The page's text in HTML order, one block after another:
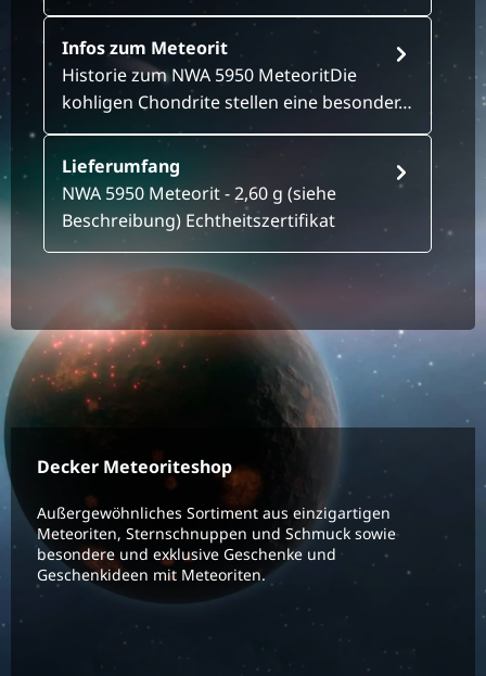
Infos zum Meteorit
Historie zum NWA 5950 MeteoritDie
kohligen Chondrite stellen eine besonder…
Lieferumfang
NWA 5950 Meteorit - 2,60 g (siehe
Beschreibung) Echtheitszertifikat
Decker Meteoriteshop
Außergewöhnliches Sortiment aus einzigartigen
Meteoriten, Sternschnuppen und Schmuck sowie
besondere und exklusive Geschenke und
Geschenkideen mit Meteoriten.